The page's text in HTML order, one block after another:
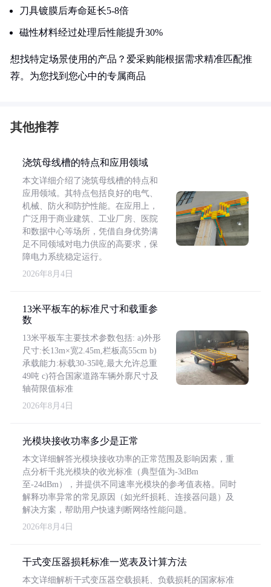
刀具镀膜后寿命延长5-8倍
磁性材料经过处理后性能提升30%
想找特定场景使用的产品？爱采购能根据需求精准匹配推
荐。为您找到您心中的专属商品
其他推荐
浇筑母线槽的特点和应用领域
本文详细介绍了浇筑母线槽的特点和
应用领域。其特点包括良好的电气、
机械、防火和防护性能。在应用上，
广泛用于商业建筑、工业厂房、医院
和数据中心等场所，凭借自身优势满
足不同领域对电力供应的高要求，保
障电力系统稳定运行。
2026年8月4日
13米平板车的标准尺寸和载重参
数
13米平板车主要技术参数包括: a)外形
尺寸:长13m×宽2.45m,栏板高55cm b)
承载能力:标载30-35吨,最大允许总重
49吨 c)符合国家道路车辆外廓尺寸及
轴荷限值标准
2026年8月4日
光模块接收功率多少是正常
本文详细解答光模块接收功率的正常范围及影响因素，重
点分析千兆光模块的收光标准（典型值为-3dBm
至-24dBm），并提供不同速率光模块的参考值表格。同时
解释功率异常的常见原因（如光纤损耗、连接器问题）及
解决方案，帮助用户快速判断网络性能问题。
2026年8月4日
干式变压器损耗标准一览表及计算方法
本文详细解析干式变压器空载损耗、负载损耗的国家标准